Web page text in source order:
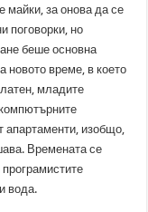
майки, за онова да се
поговорки, но
беше основна
новото време, в което
младите
апартаменти, изобщо,
Времената се
вода.